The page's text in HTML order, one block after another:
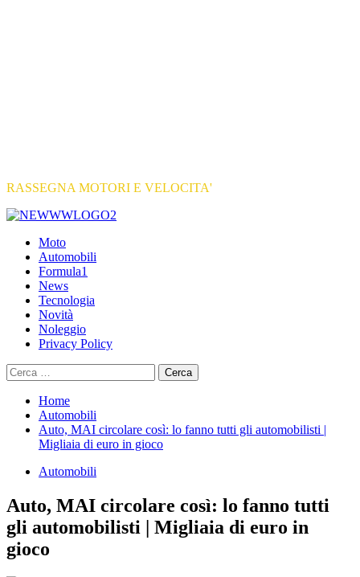
RASSEGNA MOTORI E VELOCITA'
Primary
Moto
Automobili
Formula1
News
Tecnologia
Novità
Noleggio
Privacy Policy
Ricerca
per:
Home
Automobili
Auto, MAI circolare così: lo fanno tutti gli automobilisti |
Migliaia di euro in gioco
Automobili
Auto, MAI circolare così: lo fanno tutti
gli automobilisti | Migliaia di euro in
gioco